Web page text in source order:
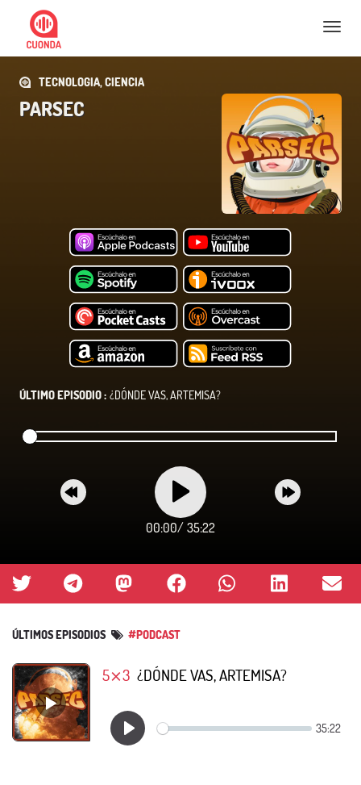
Nav
TECNOLOGIA, CIENCIA
PARSEC
ÚLTIMO EPISODIO : ¿DÓNDE VAS, ARTEMISA?
00:00/ 35:22
ÚLTIMOS EPISODIOS #PODCAST
5⨯3 ¿DÓNDE VAS, ARTEMISA?